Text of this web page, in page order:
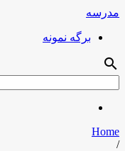
مدرسه
برگه نمونه
search
Home
/